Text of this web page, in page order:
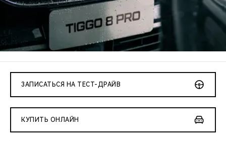
CHERY И СПОРТ
НАШИ МЕРОПРИЯТИЯ
ЗАПИСАТЬСЯ НА ТЕСТ-ДРАЙВ
КУПИТЬ ОНЛАЙН